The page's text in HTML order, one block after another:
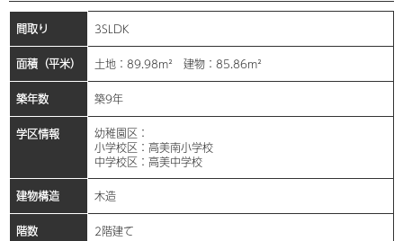
間取り 3SLDK
面積（平米） 土地：89.98m² 建物：85.86m²
築年数 築9年
学区情報
幼稚園区：
小学校区：高美南小学校
中学校区：高美中学校
建物構造 木造
階数 2階建て